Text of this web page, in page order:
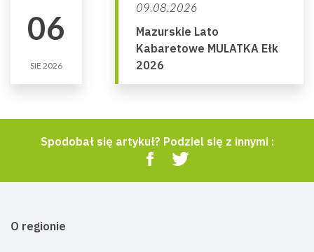
06
SIE 2026
09.08.2026
Mazurskie Lato
Kabaretowe MULATKA Ełk
2026
Spodobał się artykuł? Podziel się z innymi :
O regionie